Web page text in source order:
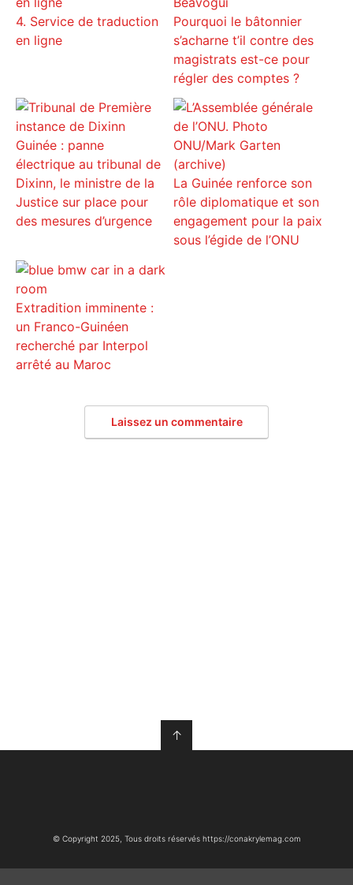
4. Service de traduction
en ligne
Pourquoi le bâtonnier
s’acharne t’il contre des
magistrats est-ce pour
régler des comptes ?
Guinée : panne
électrique au tribunal de
Dixinn, le ministre de la
Justice sur place pour
des mesures d’urgence
La Guinée renforce son
rôle diplomatique et son
engagement pour la paix
sous l’égide de l’ONU
Extradition imminente :
un Franco-Guinéen
recherché par Interpol
arrêté au Maroc
Laissez un commentaire
↑
© Copyright 2025, Tous droits réservés https://conakrylemag.com